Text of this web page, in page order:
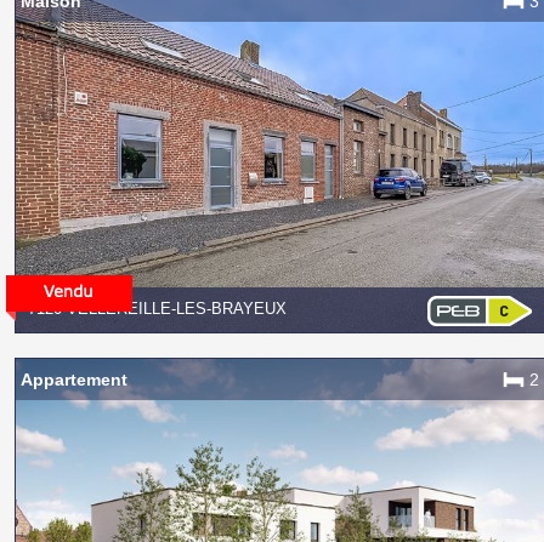
7120 VELLEREILLE-LES-BRAYEUX
Appartement 2